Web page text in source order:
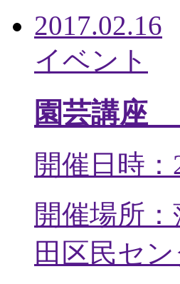
2017.02.16
イベント
園芸講座
開催日時
開催場所
田区民セ